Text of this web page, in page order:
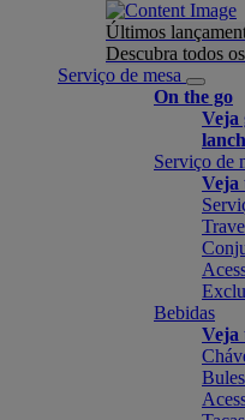
Últimos
Descubra todos
Serviço de mesa
On the go
Veja
Serviço de
Veja
Bebidas
Veja